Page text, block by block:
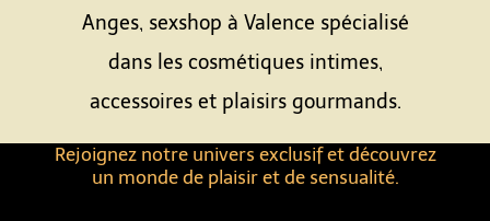
Rejoignez notre univers exclusif et découvrez
un monde de plaisir et de sensualité.
Anges, sexshop à Valence spécialisé
dans les cosmétiques intimes,
accessoires et plaisirs gourmands.